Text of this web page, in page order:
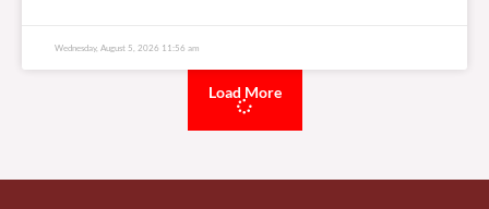
Wednesday, August 5, 2026 11:56 am
Load More